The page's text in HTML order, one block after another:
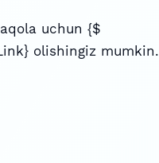
uchun {$
olishingiz mumkin.